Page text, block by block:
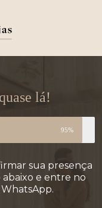
lá!
95%
sua presença
e entre no